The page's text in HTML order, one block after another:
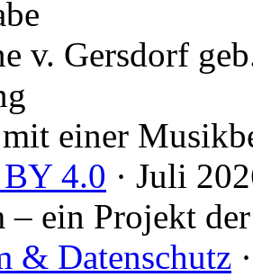
v. Gersdorf
einer
4.0 · Juli
– ein Projekt der
& Datenschutz ·